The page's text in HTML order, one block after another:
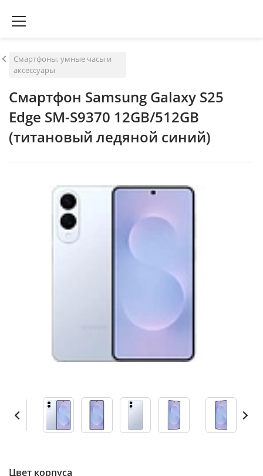
Смартфоны, умные часы и
аксессуары
Смартфон Samsung Galaxy S25
Edge SM-S9370 12GB/512GB
(титановый ледяной синий)
Цвет корпуса